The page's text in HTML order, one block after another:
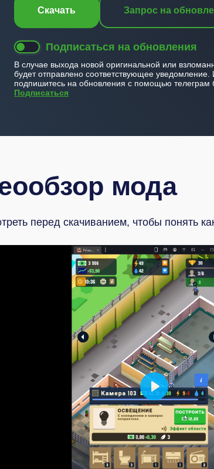
Скачать Запрос на
Подписаться на обновления
В случае выхода новой оригинальной или
будет отправлено соответствующее уведомление.
подпишитесь на обновления с помощью телеграм
Подписаться
мода
перед скачиванием, чтобы понять